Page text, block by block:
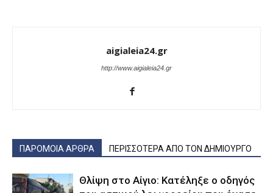
aigialeia24.gr
http://www.aigialeia24.gr
ΠΑΡΟΜΟΙΑ ΑΡΘΡΑ ΠΕΡΙΣΣΟΤΕΡΑ ΑΠΟ ΤΟΝ ΔΗΜΙΟΥΡΓΟ
Θλίψη στο Αίγιο: Κατέληξε ο οδηγός